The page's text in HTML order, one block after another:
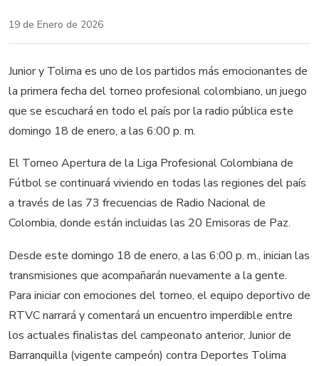
19 de Enero de 2026
Junior y Tolima es uno de los partidos más emocionantes de
la primera fecha del torneo profesional colombiano, un juego
que se escuchará en todo el país por la radio pública este
domingo 18 de enero, a las 6:00 p. m.
El Torneo Apertura de la Liga Profesional Colombiana de
Fútbol se continuará viviendo en todas las regiones del país
a través de las 73 frecuencias de Radio Nacional de
Colombia, donde están incluidas las 20 Emisoras de Paz.
Desde este domingo 18 de enero, a las 6:00 p. m., inician las
transmisiones que acompañarán nuevamente a la gente.
Para iniciar con emociones del torneo, el equipo deportivo de
RTVC narrará y comentará un encuentro imperdible entre
los actuales finalistas del campeonato anterior, Junior de
Barranquilla (vigente campeón) contra Deportes Tolima